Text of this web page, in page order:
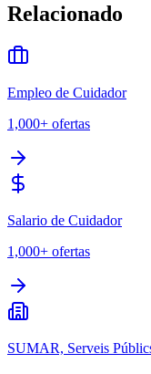
Relacionado
Empleo de Cuidador
1,000+ ofertas
Salario de Cuidador
1,000+ ofertas
SUMAR, Serveis